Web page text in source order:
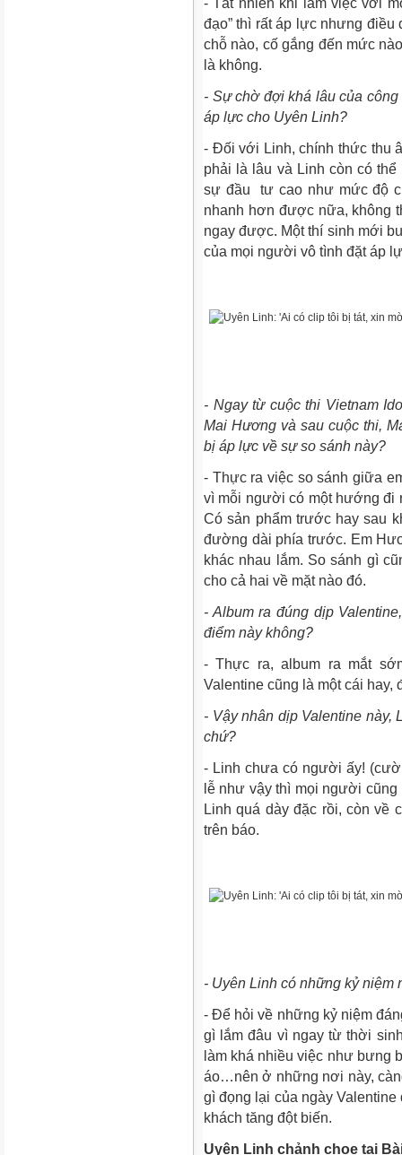
- Tất nhiên khi làm việc với
đạo” thì rất áp lực nhưng điều
chỗ nào, cố gắng đến mức
là không.
- Sự chờ đợi khá lâu của
áp lực cho Uyên Linh?
- Đối với Linh, chính thức thu
phải là lâu và Linh còn có
sự đầu tư cao như mức độ
nhanh hơn được nữa, không
ngay được. Một thí sinh mới
của mọi người vô tình đặt áp
- Ngay từ cuộc thi Vietnam
Mai Hương và sau cuộc thi,
bị áp lực về sự so sánh này?
- Thực ra việc so sánh giữa
vì mỗi người có một hướng đi
Có sản phẩm trước hay sau
đường dài phía trước. Em
khác nhau lắm. So sánh gì
cho cả hai về mặt nào đó.
- Album ra đúng dịp
điểm này không?
- Thực ra, album ra mắt
Valentine cũng là một cái
- Vậy nhân dịp Valentine này,
chứ?
- Linh chưa có người ấy!
lễ như vậy thì mọi người
Linh quá dày đặc rồi, còn về
trên báo.
- Uyên Linh có những kỷ niệm
- Để hỏi về những kỷ niệm
gì lắm đâu vì ngay từ thời
làm khá nhiều việc như bưng
áo…nên ở những nơi này,
gì đọng lại của ngày
khách tăng đột biến.
Uyên Linh chảnh chọe tại